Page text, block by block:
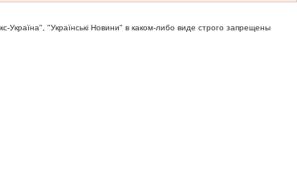
"Українськi Новини" в каком-либо виде строго запрещены